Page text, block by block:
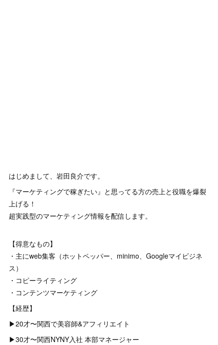
はじめまして、岩田良介です。
『マーケティングで稼ぎたい』と思ってる方の売上と役職を爆裂
上げる！
超実践型のマーケティング情報を配信します。
【得意なもの】
・主にweb集客（ホットペッパー、minimo、Googleマイビジネ
ス）
・コピーライティング
・コンテンツマーケティング
【経歴】
▶︎20才〜関西で美容師&アフィリエイト
▶︎30才〜関西NYNY入社 本部マネージャー